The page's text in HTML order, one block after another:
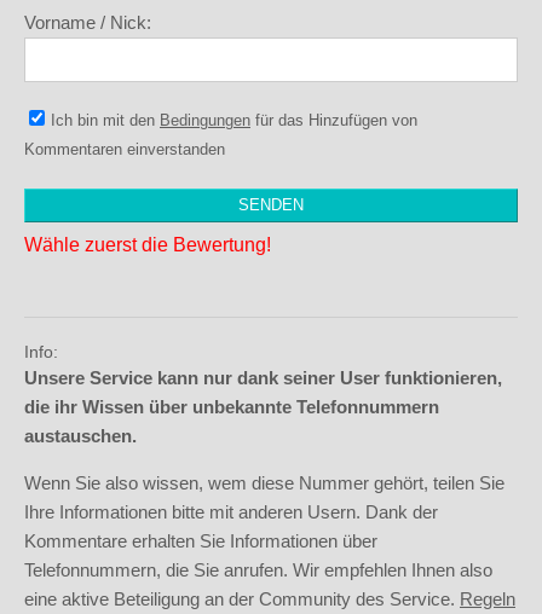
Vorname / Nick:
Ich bin mit den Bedingungen für das Hinzufügen von
Kommentaren einverstanden
Wähle zuerst die Bewertung!
Info:
Unsere Service kann nur dank seiner User funktionieren,
die ihr Wissen über unbekannte Telefonnummern
austauschen.
Wenn Sie also wissen, wem diese Nummer gehört, teilen Sie
Ihre Informationen bitte mit anderen Usern. Dank der
Kommentare erhalten Sie Informationen über
Telefonnummern, die Sie anrufen. Wir empfehlen Ihnen also
eine aktive Beteiligung an der Community des Service. Regeln